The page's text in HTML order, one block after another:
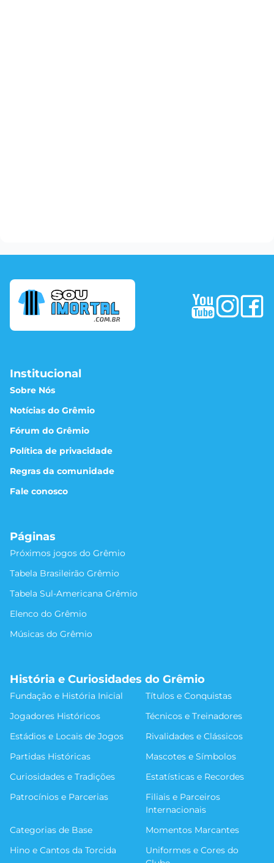
Institucional
Sobre Nós
Notícias do Grêmio
Fórum do Grêmio
Política de privacidade
Regras da comunidade
Fale conosco
Páginas
Próximos jogos do Grêmio
Tabela Brasileirão Grêmio
Tabela Sul-Americana Grêmio
Elenco do Grêmio
Músicas do Grêmio
História e Curiosidades do Grêmio
Fundação e História Inicial
Títulos e Conquistas
Jogadores Históricos
Técnicos e Treinadores
Estádios e Locais de Jogos
Rivalidades e Clássicos
Partidas Históricas
Mascotes e Símbolos
Curiosidades e Tradições
Estatísticas e Recordes
Patrocínios e Parcerias
Filiais e Parceiros
Internacionais
Categorias de Base
Momentos Marcantes
Hino e Cantos da Torcida
Uniformes e Cores do